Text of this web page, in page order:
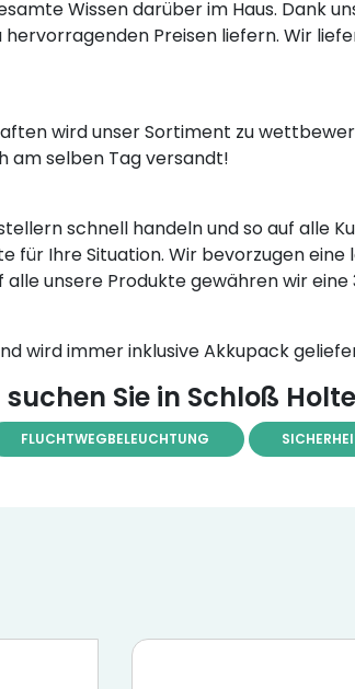
Wissen darüber im Haus. Dank
Preisen liefern. Wir
wird unser Sortiment zu
am selben Tag versandt!
schnell handeln und so auf alle
Ihre Situation. Wir bevorzugen
unsere Produkte gewähren wir
wird immer inklusive Akkupack
Sie in Schloß
FLUCHTWEGBELEUCHTUNG